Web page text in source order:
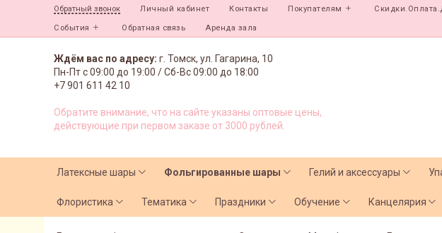
Обратный звонок Личный кабинет Контакты Покупателям
События Обратная связь Аренда зала
Ждём вас по адресу: г. Томск, ул. Гагарина, 10
Пн-Пт с09:00 до 19:00 /Сб-Вс 09:00 до 18:00
+7 901 611 42 10
Обратите внимание, что на сайте указаны оптовые цены,
действующие при первом заказе от 3000 рублей.
Латексные шары Фольгированные шары Гелий и аксессуары
Флористика Тематика Праздники Обучение Канцелярия